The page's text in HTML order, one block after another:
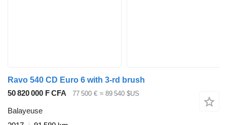
Ravo 540 CD Euro 6 with 3-rd brush
50 820 000 F CFA
77 500 € ≈ 89 540 $US
Balayeuse